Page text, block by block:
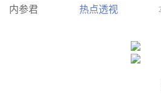
内参君 热点透视